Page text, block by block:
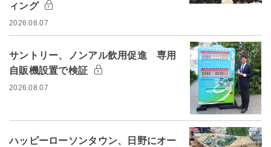
ィング
2026.08.07
サントリー、ノンアル飲用促進 専用
自販機設置で検証
2026.08.07
ハッピーローソンタウン、日野にオー